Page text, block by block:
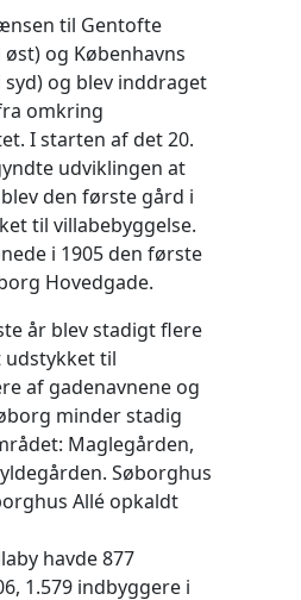
til Gentofte
og Københavns
og blev inddraget
omkring
I starten af det 20.
udviklingen at
den første gård i
til villabebyggelse.
i 1905 den første
Hovedgade.
år blev stadigt flere
udstykket til
af gadenavnene og
minder stadig
Maglegården,
Søborghus
Allé opkaldt
havde 877
1.579 indbyggere i